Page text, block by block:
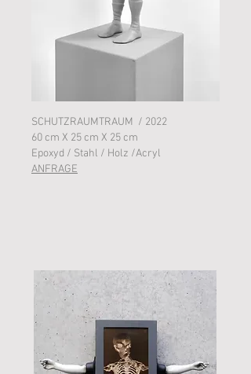
SCHUTZRAUMTRAUM / 2022
60 cm X 25 cm X 25 cm
Epoxyd / Stahl / Holz /Acryl
ANFRAGE